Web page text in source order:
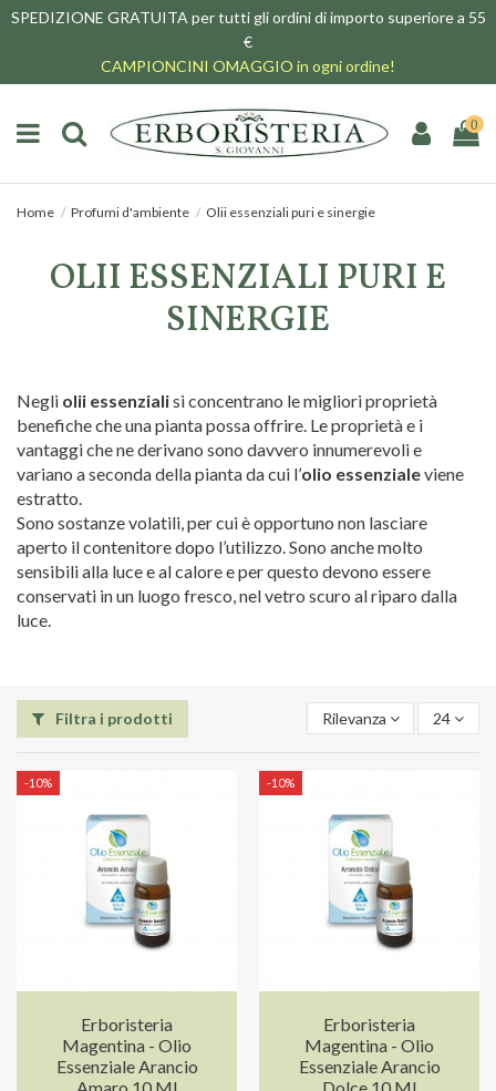
SPEDIZIONE GRATUITA per tutti gli ordini di importo superiore a 55
€
CAMPIONCINI OMAGGIO in ogni ordine!
0
Home Profumi d'ambiente Olii essenziali puri e sinergie
OLII ESSENZIALI PURI E
SINERGIE
Negli olii essenzialisi concentrano le migliori proprietà
benefiche che una pianta possa offrire. Le proprietà e i
vantaggi che ne derivano sono davvero innumerevoli e
variano a seconda della pianta da cui l’olio essenzialeviene
estratto.
Sono sostanze volatili, per cui è opportuno non lasciare
aperto il contenitore dopo l’utilizzo. Sono anche molto
sensibili alla luce e al calore e per questo devono essere
conservati in un luogo fresco, nel vetro scuro al riparo dalla
luce.
Filtra i prodotti Rilevanza 24
-10%
Erboristeria
Magentina - Olio
Essenziale Arancio
Amaro 10 Ml
-10%
Erboristeria
Magentina - Olio
Essenziale Arancio
Dolce 10 Ml